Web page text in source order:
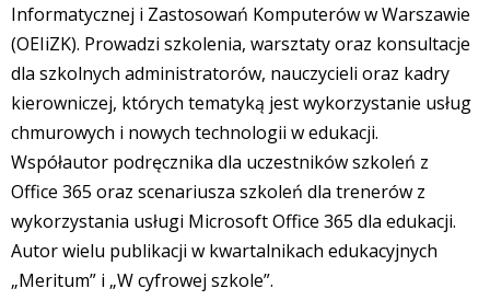
Informatycznej i Zastosowań Komputerów w Warszawie
(OEIiZK). Prowadzi szkolenia, warsztaty oraz konsultacje
dla szkolnych administratorów, nauczycieli oraz kadry
kierowniczej, których tematyką jest wykorzystanie usług
chmurowych i nowych technologii w edukacji.
Współautor podręcznika dla uczestników szkoleń z
Office 365 oraz scenariusza szkoleń dla trenerów z
wykorzystania usługi Microsoft Office 365 dla edukacji.
Autor wielu publikacji w kwartalnikach edukacyjnych
„Meritum” i „W cyfrowej szkole”.